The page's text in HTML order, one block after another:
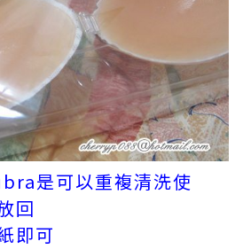
是可以重複清洗使
回
即可